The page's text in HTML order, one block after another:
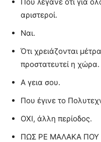
αριστεροί.
Ναι.
Ότι χρειάζονται
προστατευτεί η χώρα.
Α γεια σου.
Που έγινε το
ΟΧΙ, άλλη περίοδος.
ΠΩΣ ΡΕ ΜΑΛΑΚΑ ΠΟΥ